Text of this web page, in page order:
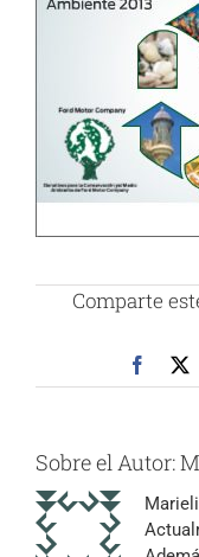
Comparte
Sobre el Autor: